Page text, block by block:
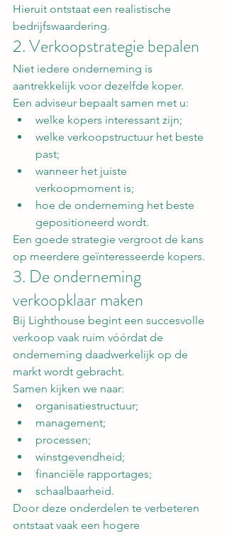
Hieruit ontstaat een realistische
bedrijfswaardering.
2. Verkoopstrategie bepalen
Niet iedere onderneming is
aantrekkelijk voor dezelfde koper.
Een adviseur bepaalt samen met u:
welke kopers interessant zijn;
welke verkoopstructuur het beste
past;
wanneer het juiste
verkoopmoment is;
hoe de onderneming het beste
gepositioneerd wordt.
Een goede strategie vergroot de kans
op meerdere geïnteresseerde kopers.
3. De onderneming
verkoopklaar maken
Bij Lighthouse begint een succesvolle
verkoop vaak ruim vóórdat de
onderneming daadwerkelijk op de
markt wordt gebracht.
Samen kijken we naar:
organisatiestructuur;
management;
processen;
winstgevendheid;
financiële rapportages;
schaalbaarheid.
Door deze onderdelen te verbeteren
ontstaat vaak een hogere